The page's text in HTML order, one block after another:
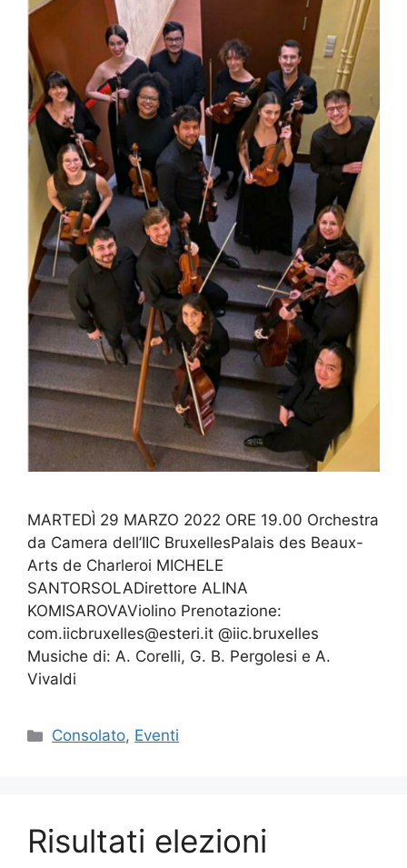
MARTEDÌ 29 MARZO 2022 ORE 19.00 Orchestra
da Camera dell’IIC BruxellesPalais des Beaux-
Arts de Charleroi MICHELE
SANTORSOLADirettore ALINA
KOMISAROVAViolino Prenotazione:
com.iicbruxelles@esteri.it @iic.bruxelles
Musiche di: A. Corelli, G. B. Pergolesi e A.
Vivaldi
Catégories
Consolato, Eventi
Risultati elezioni